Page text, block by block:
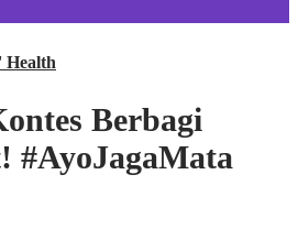
Health
Berbagi
#AyoJagaMata